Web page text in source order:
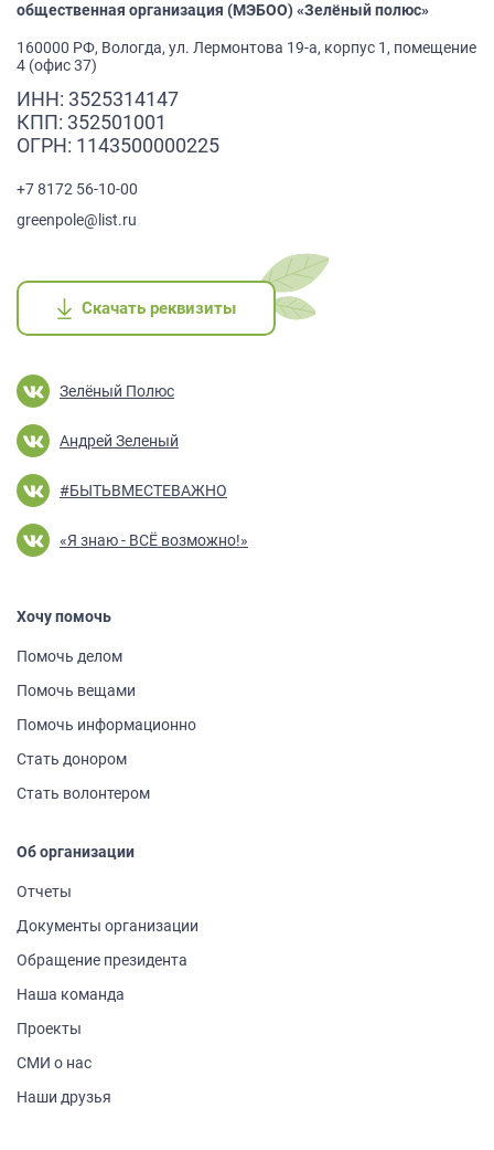
Зелёный Полюс
Андрей Зеленый
#БЫТЬВМЕСТЕВАЖНО
«Я знаю - ВСЁ возможно!»
Хочу помочь
Помочь делом
Помочь вещами
Помочь информа­ционно
Стать донором
Стать волонтером
Об организации
Отчеты
Документы организации
Обращение президента
Наша команда
Проекты
СМИ о нас
Наши друзья
общественная организация (МЭБОО) «Зелёный полюс»
160000 РФ, Вологда, ул. Лермонтова 19-а, корпус 1, помещение
4 (офис 37)
ИНН: 3525314147
КПП: 352501001
ОГРН: 1143500000225
+7 8172 56-10-00
greenpole@list.ru
Скачать реквизиты
Скачать реквизиты
Скачать реквизиты
Скачать реквизиты
Скачать реквизиты